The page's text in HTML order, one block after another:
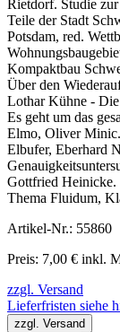
Rietdorf. Studie
Teile der Stadt
Potsdam, red.
Kompaktbau
Über den
Lothar Kühne -
Es geht um das
Elmo, Oliver
Elbufer, Eberhard
Gottfried Heinicke.
Thema Fluidum,
Artikel-Nr.: 55860
Preis: 7,00 € inkl.
zzgl. Versand
Lieferfristen siehe
zzgl. Versand